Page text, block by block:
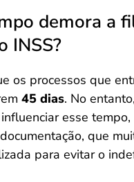
demora a
INSS?
os processos que
45 dias. No
esse tempo,
que
para evitar o